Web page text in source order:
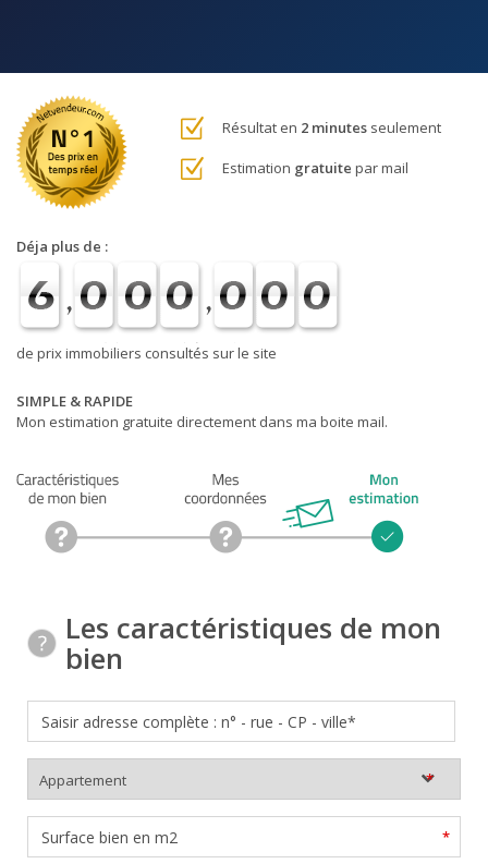
Résultat en 2 minutes seulement
Estimation gratuite par mail
Déja plus de :
de prix immobiliers consultés sur le site
SIMPLE & RAPIDE
Mon estimation gratuite directement dans ma boite mail.
Les caractéristiques de mon
bien
*
*